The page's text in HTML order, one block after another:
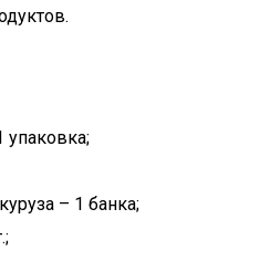
упаковка;
– 1 банка;